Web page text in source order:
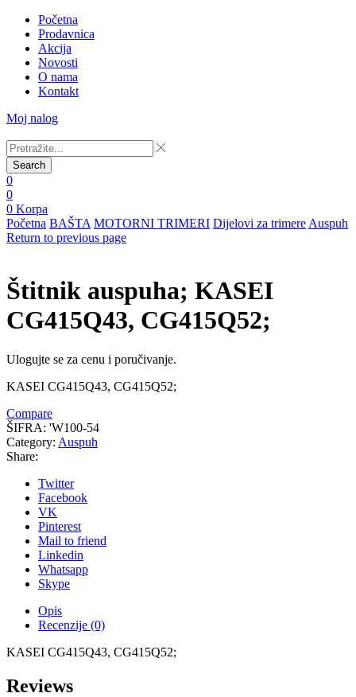
Početna
Prodavnica
Akcija
Novosti
O nama
Kontakt
Moj nalog
Search
0
0
0 Korpa
Početna BAŠTA MOTORNI TRIMERI Dijelovi za trimere Auspuh
Return to previous page
Štitnik auspuha; KASEI
CG415Q43, CG415Q52;
Ulogujte se za cenu i poručivanje.
KASEI CG415Q43, CG415Q52;
Compare
ŠIFRA: 'W100-54
Category: Auspuh
Share:
Twitter
Facebook
VK
Pinterest
Mail to friend
Linkedin
Whatsapp
Skype
Opis
Recenzije (0)
KASEI CG415Q43, CG415Q52;
Reviews